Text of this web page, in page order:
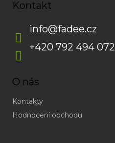
Kontakt
info@fadee.cz
+420 792 494 072
O nás
Kontakty
Hodnocení obchodu